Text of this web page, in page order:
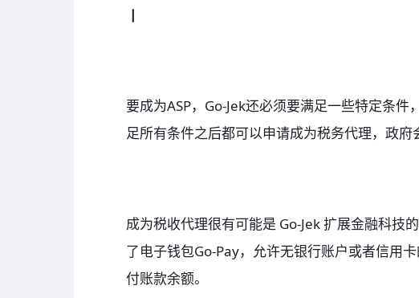
丨
要成为ASP，Go-Jek还必须要满足一些特定条
足所有条件之后都可以申请成为税务代理，政府
成为税收代理很有可能是 Go-Jek 扩展金融科技
了电子钱包Go-Pay，允许无银行账户或者信用
付账款余额。